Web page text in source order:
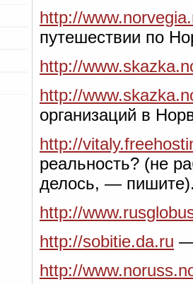
http://
путешествии по
http://
http://
организаций в
http://
реальность? (не
делось, —
http://
http://sobitie.da.ru —
http://